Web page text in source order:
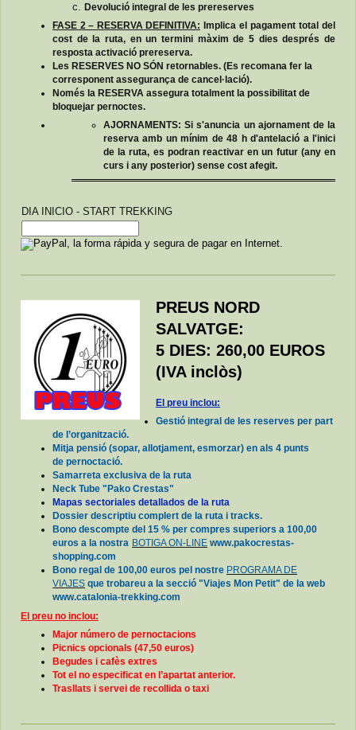
Devolució integral de les prereserves
FASE 2 – RESERVA DEFINITIVA: Implica el pagament total del
cost de la ruta, en un termini màxim de 5 dies després de
resposta activació prereserva.
Les RESERVES NO SÓN retornables. (Es recomana fer la
corresponent assegurança de cancel·lació).
Només la RESERVA assegura totalment la possibilitat de
bloquejar pernoctes.
AJORNAMENTS: Si s'anuncia un ajornament de la
reserva amb un mínim de 48 h d'antelació a l'inici
de la ruta, es podran reactivar en un futur (any en
curs i any posterior) sense cost afegit.
DIA INICIO - START TREKKING
PREUS NORD
SALVATGE:
5 DIES: 260,00 EUROS
(IVA inclòs)
El preu inclou:
Gestió integral de les reserves per part
de l’organització.
Mitja pensió (sopar, allotjament, esmorzar) en als 4 punts
de pernoctació.
Samarreta exclusiva de la ruta
Neck Tube "Pako Crestas"
Mapas sectoriales detallados de la ruta
Dossier descriptiu complert de la ruta i tracks.
Bono descompte del 15 % per compres superiors a 100,00
euros a la nostra BOTIGA ON-LINE www.pakocrestas-
shopping.com
Bono regal de 100,00 euros pel nostre PROGRAMA DE
VIAJES que trobareu a la secció "Viajes Mon Petit" de la web
www.catalonia-trekking.com
El preu no inclou:
Major número de pernoctacions
Picnics opcionals (47,50 euros)
Begudes i cafès extres
Tot el no especificat en l’apartat anterior.
Trasllats i servei de recollida o taxi